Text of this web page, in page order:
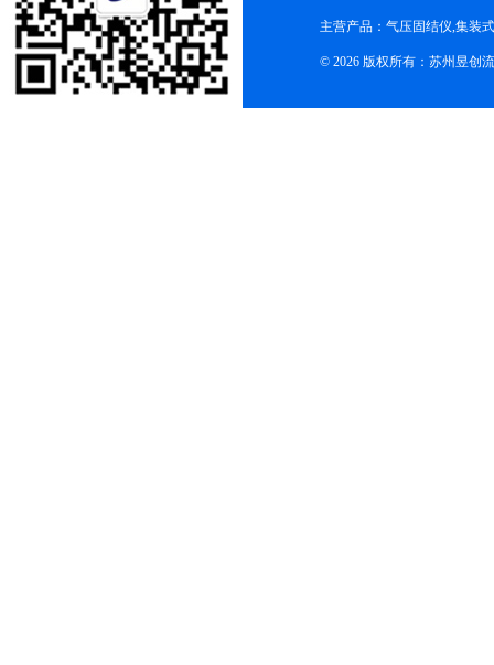
主营产品：气压固结仪,集装
© 2026 版权所有：苏州昱创